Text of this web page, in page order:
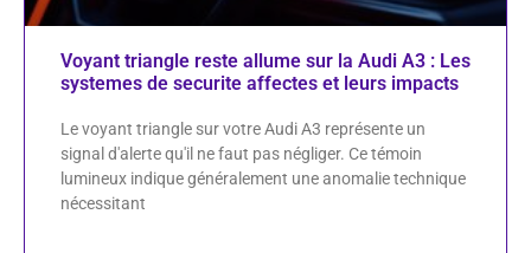
Voyant triangle reste allume sur la Audi A3 : Les
systemes de securite affectes et leurs impacts
Le voyant triangle sur votre Audi A3 représente un
signal d'alerte qu'il ne faut pas négliger. Ce témoin
lumineux indique généralement une anomalie technique
nécessitant